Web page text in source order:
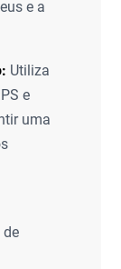
e a
Utiliza
e
uma
de